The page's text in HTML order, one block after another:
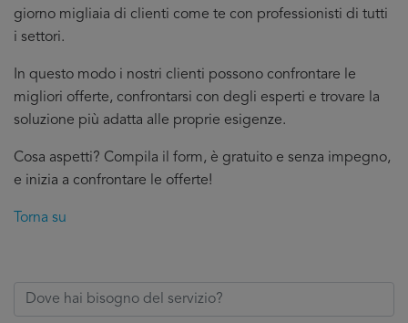
giorno migliaia di clienti come te con professionisti di tutti
i settori.
In questo modo i nostri clienti possono confrontare le
migliori offerte, confrontarsi con degli esperti e trovare la
soluzione più adatta alle proprie esigenze.
Cosa aspetti? Compila il form, è gratuito e senza impegno,
e inizia a confrontare le offerte!
Torna su